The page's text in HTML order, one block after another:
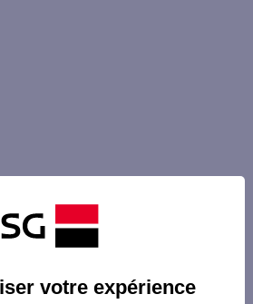
votre expérience